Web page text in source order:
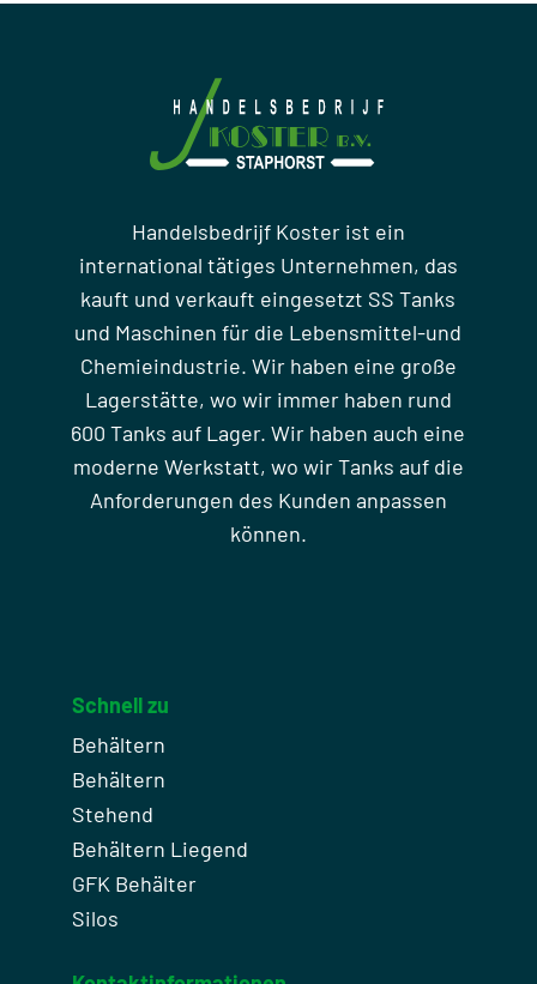
Handelsbedrijf Koster ist ein
international tätiges Unternehmen, das
kauft und verkauft eingesetzt SS Tanks
und Maschinen für die Lebensmittel-und
Chemieindustrie. Wir haben eine große
Lagerstätte, wo wir immer haben rund
600 Tanks auf Lager. Wir haben auch eine
moderne Werkstatt, wo wir Tanks auf die
Anforderungen des Kunden anpassen
können.
Schnell zu
Behältern
Behältern
Stehend
Behältern Liegend
GFK Behälter
Silos